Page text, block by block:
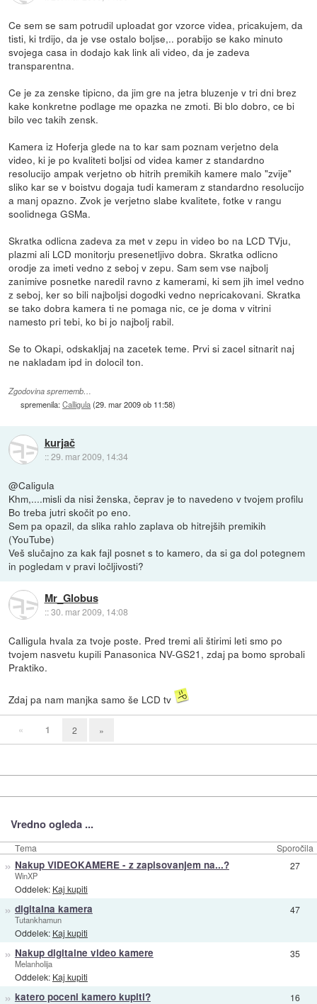
Ce sem se sam potrudil uploadat gor vzorce videa, pricakujem, da
tisti, ki trdijo, da je vse ostalo boljse,.. porabijo se kako minuto
svojega casa in dodajo kak link ali video, da je zadeva
transparentna.
Ce je za zenske tipicno, da jim gre na jetra bluzenje v tri dni brez
kake konkretne podlage me opazka ne zmoti. Bi blo dobro, ce bi
bilo vec takih zensk.
Kamera iz Hoferja glede na to kar sam poznam verjetno dela
video, ki je po kvaliteti boljsi od videa kamer z standardno
resolucijo ampak verjetno ob hitrih premikih kamere malo "zvije"
sliko kar se v boistvu dogaja tudi kameram z standardno resolucijo
a manj opazno. Zvok je verjetno slabe kvalitete, fotke v rangu
soolidnega GSMa.
Skratka odlicna zadeva za met v zepu in video bo na LCD TVju,
plazmi ali LCD monitorju presenetljivo dobra. Skratka odlicno
orodje za imeti vedno z seboj v zepu. Sam sem vse najbolj
zanimive posnetke naredil ravno z kamerami, ki sem jih imel vedno
z seboj, ker so bili najboljsi dogodki vedno nepricakovani. Skratka
se tako dobra kamera ti ne pomaga nic, ce je doma v vitrini
namesto pri tebi, ko bi jo najbolj rabil.
Se to Okapi, odskakljaj na zacetek teme. Prvi si zacel sitnarit naj
ne nakladam ipd in dolocil ton.
Zgodovina sprememb…
spremenila:Calligula(29. mar 2009 ob 11:58)
kurjač
::29. mar 2009, 14:34
@Caligula
Khm,....misli da nisi ženska, čeprav je to navedeno v tvojem profilu
Bo treba jutri skočit po eno.
Sem pa opazil, da slika rahlo zaplava ob hitrejših premikih
(YouTube)
Veš slučajno za kak fajl posnet s to kamero, da si ga dol potegnem
in pogledam v pravi ločljivosti?
Mr_Globus
::30. mar 2009, 14:08
Calligula hvala za tvoje poste. Pred tremi ali štirimi leti smo po
tvojem nasvetu kupili Panasonica NV-GS21, zdaj pa bomo sprobali
Praktiko.
Zdaj pa nam manjka samo še LCD tv
« 1 2 »
Vredno ogleda ...
Tema Sporočila
» Nakup VIDEOKAMERE - z zapisovanjem na...?
WinXP
Oddelek: Kaj kupiti
27
» digitalna kamera
Tutankhamun
Oddelek: Kaj kupiti
47
» Nakup digitalne video kamere
Melanholija
Oddelek: Kaj kupiti
35
» katero poceni kamero kupiti? 16